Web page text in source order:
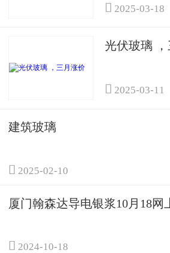
 2025-03-18
光伏玻璃
 2025-03-11
建筑玻璃
 2025-02-10
厦门翰森达导电银浆10月18网
 2024-10-18